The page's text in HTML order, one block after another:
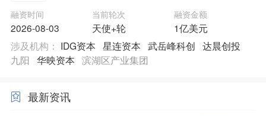
融资时间
2026-08-03
当前轮次
天使+轮
融资金额
1亿美元
涉及机构： IDG资本 星连资本 武岳峰科创 达晨创投
九阳 华映资本 滨湖区产业集团
最新资讯